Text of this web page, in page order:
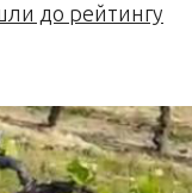
до рейтингу